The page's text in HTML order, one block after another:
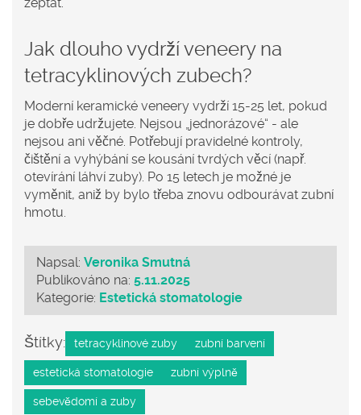
Jak dlouho vydrží veneery na
tetracyklinových zubech?
Moderní keramické veneery vydrží 15-25 let, pokud
je dobře udržujete. Nejsou „jednorázové“ - ale
nejsou ani věčné. Potřebují pravidelné kontroly,
čištění a vyhýbání se kousání tvrdých věcí (např.
otevírání láhví zuby). Po 15 letech je možné je
vyměnit, aniž by bylo třeba znovu odbourávat zubní
hmotu.
Napsal: Veronika Smutná
Publikováno na: 5.11.2025
Kategorie: Estetická stomatologie
Štítky: tetracyklinové zuby zubní barvení
estetická stomatologie zubní výplně
sebevědomí a zuby